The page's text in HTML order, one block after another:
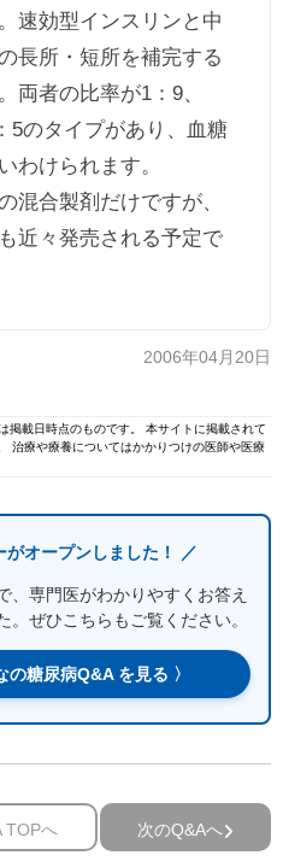
速効型インスリンと中
長所・短所を補完する
両者の比率が1：9、
5のタイプがあり、血糖
わけられます。
合製剤だけですが、
近々発売される予定で
2006年04月20日
掲載日時点のものです。 本サイトに掲載されて
治療や療養についてはかかりつけの医師や医療
オープンしました！ ／
、専門医がわかりやすくお答え
ぜひこちらもご覧ください。
糖尿病Q&A を見る 〉
TOPへ 次のQ&Aへ